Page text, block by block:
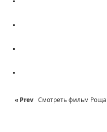
.
.
.
« Prev Смотреть фильм Роща